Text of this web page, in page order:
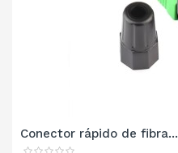
Conector rápido de fibra...